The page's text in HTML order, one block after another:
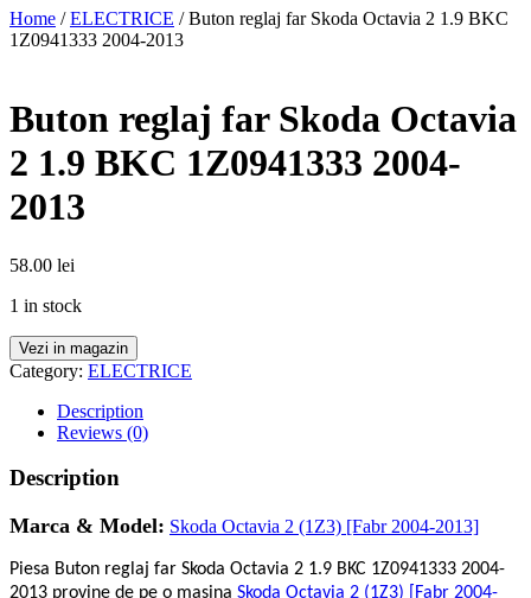
Home /ELECTRICE / Buton reglaj far Skoda Octavia 2 1.9 BKC
1Z0941333 2004-2013
Buton reglaj far Skoda Octavia
2 1.9 BKC 1Z0941333 2004-
2013
58.00 lei
1 in stock
Vezi in magazin
Category: ELECTRICE
Description
Reviews (0)
Description
Marca & Model: Skoda Octavia 2 (1Z3) [Fabr 2004-2013]
Piesa Buton reglaj far Skoda Octavia 2 1.9 BKC 1Z0941333 2004-
2013 provine de pe o masina Skoda Octavia 2 (1Z3) [Fabr 2004-